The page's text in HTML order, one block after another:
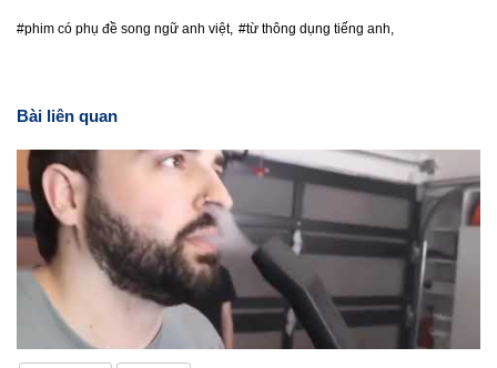
#phim có phụ đề song ngữ anh việt, #từ thông dụng tiếng anh,
Bài liên quan